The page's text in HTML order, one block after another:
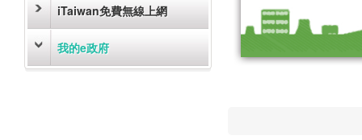
iTaiwan免費無線上網
我的e政府